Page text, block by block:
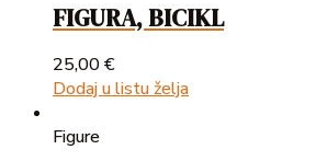
FIGURA, BICIKL
25,00€
Dodaj u listu želja
Figure